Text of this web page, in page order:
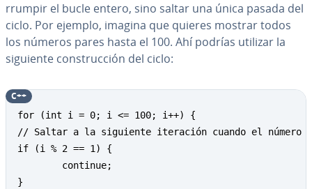
rru­m­pir el bucle entero, sino saltar una única pasada del
ciclo. Por ejemplo, imagina que quieres mostrar todos
los números pares hasta el 100. Ahí podrías utilizar la
siguiente co­n­s­tru­c­ción del ciclo:
for (int i = 0; i <= 100; i++) {
// Saltar a la siguiente iteración cuando el número
if (i % 2 == 1) {
}
C++